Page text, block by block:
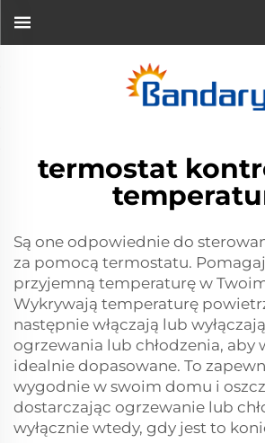
termostat
Są one odpowiednie do
za pomocą termostatu.
przyjemną temperaturę w
Wykrywają temperaturę
następnie włączają lub
ogrzewania lub chłodzenia, aby
idealnie dopasowane. To
wygodnie w swoim domu i
dostarczając ogrzewanie lub
wyłącznie wtedy, gdy jest to